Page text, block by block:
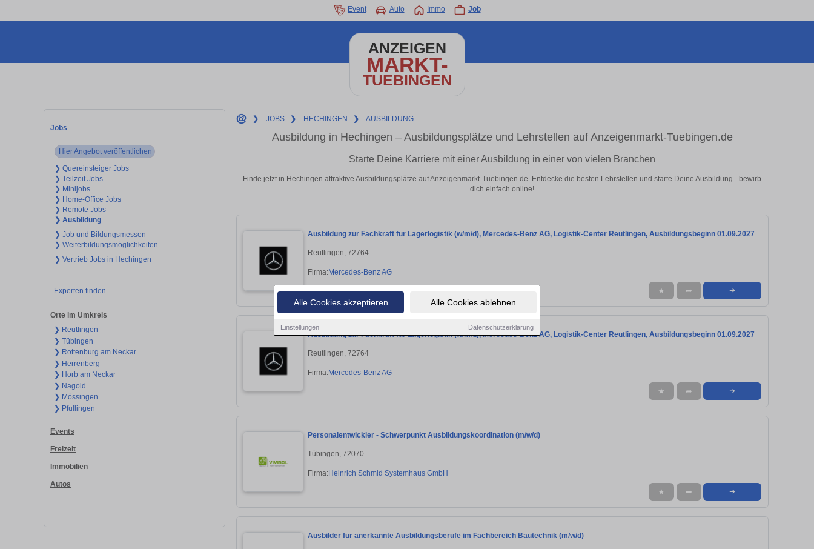
Alle Cookies akzeptieren Alle Cookies ablehnen
Einstellungen Datenschutzerklärung
Event Auto Immo Job
ANZEIGEN
MARKT-
TUEBINGEN
Jobs
Hier Angebot veröffentlichen
❯ Quereinsteiger Jobs
❯ Teilzeit Jobs
❯ Minijobs
❯ Home-Office Jobs
❯ Remote Jobs
❯ Ausbildung
❯ Job und Bildungsmessen
❯ Weiterbildungsmöglichkeiten
❯ Vertrieb Jobs in Hechingen
Experten finden
Orte im Umkreis
❯ Reutlingen
❯ Tübingen
❯ Rottenburg am Neckar
❯ Herrenberg
❯ Horb am Neckar
❯ Nagold
❯ Mössingen
❯ Pfullingen
Events
Freizeit
Immobilien
Autos
❯ JOBS ❯ HECHINGEN ❯ AUSBILDUNG
Ausbildung in Hechingen – Ausbildungsplätze und Lehrstellen auf Anzeigenmarkt-Tuebingen.de
Starte Deine Karriere mit einer Ausbildung in einer von vielen Branchen
Finde jetzt in Hechingen attraktive Ausbildungsplätze auf Anzeigenmarkt-Tuebingen.de. Entdecke die besten Lehrstellen und starte Deine Ausbildung - bewirb
dich einfach online!
Ausbildung zur Fachkraft für Lagerlogistik (w/m/d), Mercedes-Benz AG, Logistik-Center Reutlingen, Ausbildungsbeginn 01.09.2027
Reutlingen, 72764
Firma:Mercedes-Benz AG
★ ➦ ➜
Ausbildung zur Fachkraft für Lagerlogistik (w/m/d), Mercedes-Benz AG, Logistik-Center Reutlingen, Ausbildungsbeginn 01.09.2027
Reutlingen, 72764
Firma:Mercedes-Benz AG
★ ➦ ➜
Personalentwickler - Schwerpunkt Ausbildungskoordination (m/w/d)
Tübingen, 72070
Firma:Heinrich Schmid Systemhaus GmbH
★ ➦ ➜
Ausbilder für anerkannte Ausbildungsberufe im Fachbereich Bautechnik (m/w/d)